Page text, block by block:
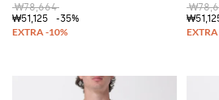
₩78,664
₩51,125
-35%